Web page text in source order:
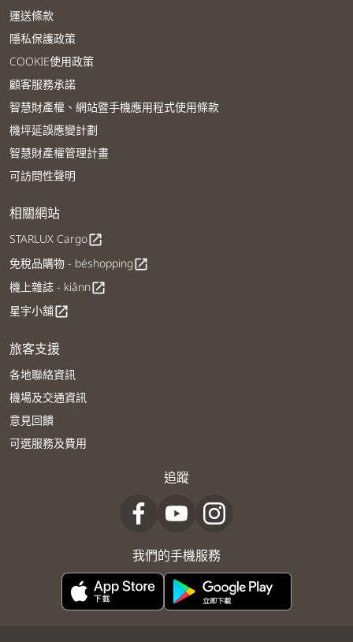
運送條款
隱私保護政策
COOKIE使用政策
顧客服務承諾
智慧財產權、網站暨手機應用程式使用條款
機坪延誤應變計劃
智慧財產權管理計畫
可訪問性聲明
相關網站
STARLUX Cargoopen_in_new
免稅品購物 - béshoppingopen_in_new
機上雜誌 - kiânnopen_in_new
星宇小舖open_in_new
旅客支援
各地聯絡資訊
機場及交通資訊
意見回饋
可選服務及費用
追蹤
我們的手機服務